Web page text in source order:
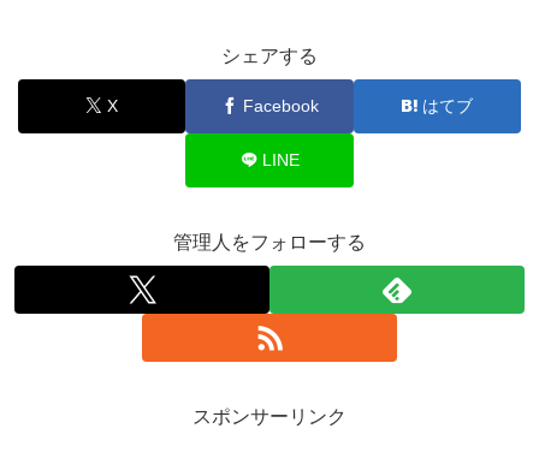
シェアする
X Facebook はてブ
LINE
管理人をフォローする
スポンサーリンク